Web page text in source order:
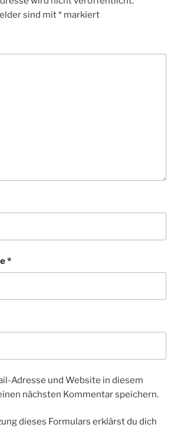
sind mit* markiert
*
Adresse und Website in diesem
nächsten Kommentar speichern.
dieses Formulars erklärst du dich